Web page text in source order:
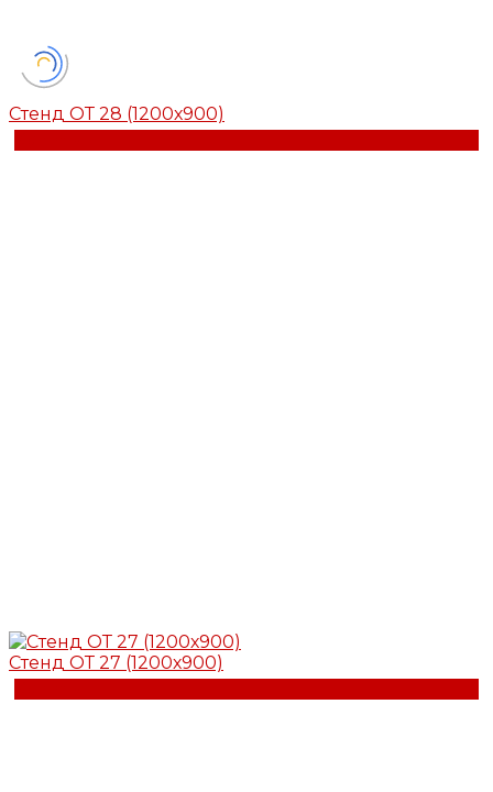
Стенд ОТ 28 (1200х900)
Стенд ОТ 27 (1200х900)